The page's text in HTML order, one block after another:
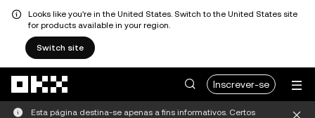
Looks like you're in the United States. Switch to the United States site
for products available in your region.
Switch site
Inscrever-se
Esta página destina-se apenas a fins informativos. Certos